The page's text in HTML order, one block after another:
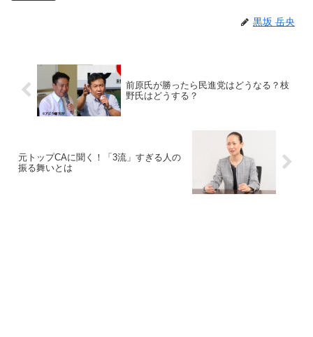
黒坂 岳央
前原氏が勝ったら民進党はどうなる？枝
野氏はどうする？
元トップCAに聞く！「3流」すぎる人の
振る舞いとは